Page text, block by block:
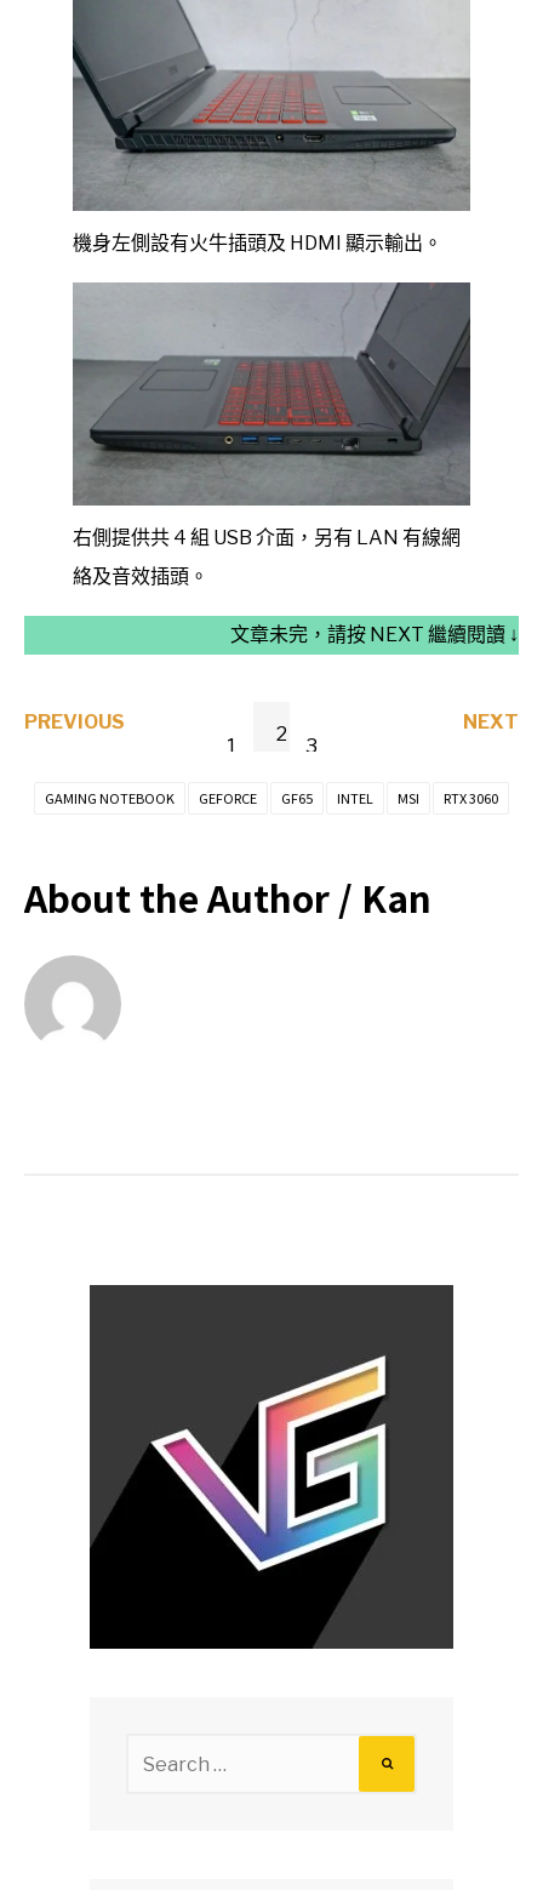
機身左側設有火牛插頭及 HDMI 顯示輸出。
右側提供共 4 組 USB 介面，另有 LAN 有線網
絡及音效插頭。
文章未完，請按 NEXT 繼續閱讀 ↓
1
2
3
PREVIOUS NEXT
GAMING NOTEBOOK GEFORCE GF65 INTEL MSI RTX 3060
About the Author / Kan